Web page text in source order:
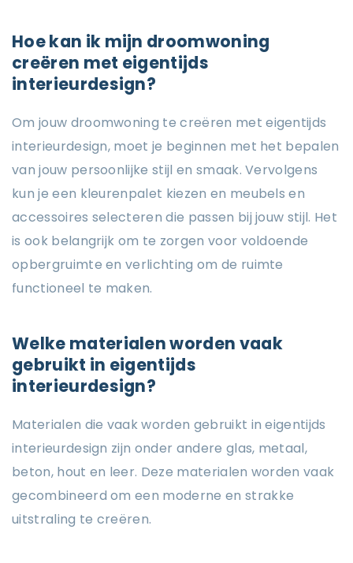
Hoe kan ik mijn droomwoning
creëren met eigentijds
interieurdesign?
Om jouw droomwoning te creëren met eigentijds
interieurdesign, moet je beginnen met het bepalen
van jouw persoonlijke stijl en smaak. Vervolgens
kun je een kleurenpalet kiezen en meubels en
accessoires selecteren die passen bij jouw stijl. Het
is ook belangrijk om te zorgen voor voldoende
opbergruimte en verlichting om de ruimte
functioneel te maken.
Welke materialen worden vaak
gebruikt in eigentijds
interieurdesign?
Materialen die vaak worden gebruikt in eigentijds
interieurdesign zijn onder andere glas, metaal,
beton, hout en leer. Deze materialen worden vaak
gecombineerd om een ​​moderne en strakke
uitstraling te creëren.